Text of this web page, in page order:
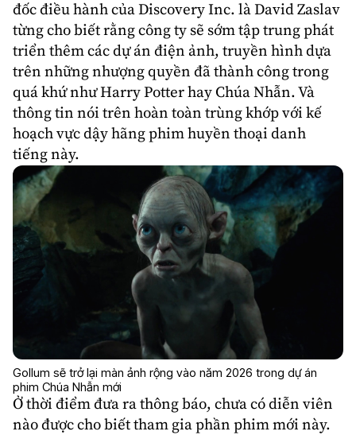
đốc điều hành của Discovery Inc. là David Zaslav
từng cho biết rằng công ty sẽ sớm tập trung phát
triển thêm các dự án điện ảnh, truyền hình dựa
trên những nhượng quyền đã thành công trong
quá khứ nhưHarry Potterhay Chúa Nhẫn. Và
thông tin nói trên hoàn toàn trùng khớp với kế
hoạch vực dậy hãng phim huyền thoại danh
tiếng này.
Gollum sẽ trở lại màn ảnh rộng vào năm 2026 trong dự án
phim Chúa Nhẫn mới
Ở thời điểm đưa ra thông báo, chưa có diễn viên
nào được cho biết tham gia phần phim mới này.